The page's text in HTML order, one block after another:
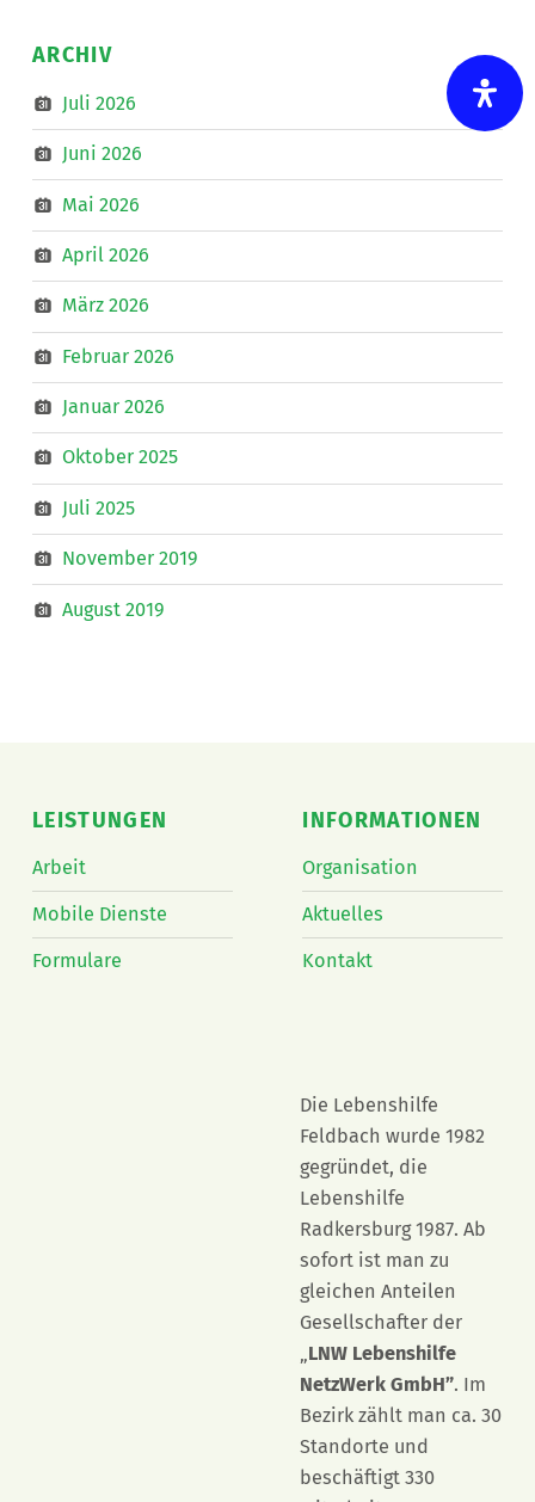
ARCHIV
Juli 2026
Juni 2026
Mai 2026
April 2026
März 2026
Februar 2026
Januar 2026
Oktober 2025
Juli 2025
November 2019
August 2019
LEISTUNGEN
Arbeit
Mobile Dienste
Formulare
INFORMATIONEN
Organisation
Aktuelles
Kontakt
Die Lebenshilfe
Feldbach wurde 1982
gegründet, die
Lebenshilfe
Radkersburg 1987. Ab
sofort ist man zu
gleichen Anteilen
Gesellschafter der
„LNW Lebenshilfe
NetzWerk GmbH”. Im
Bezirk zählt man ca. 30
Standorte und
beschäftigt 330